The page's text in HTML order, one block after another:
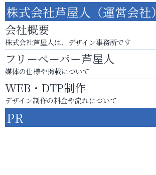
株式会社芦屋人（運営会社）
会社概要
株式会社芦屋人は、デザイン事務所です
フリーペーパー芦屋人
媒体の仕様や掲載について
WEB・DTP制作
デザイン制作の料金や流れについて
PR